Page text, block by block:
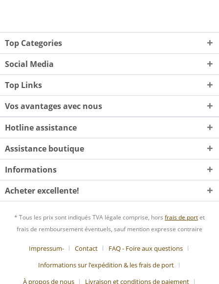
Top Categories
Social Media
Top Links
Vos avantages avec nous
Hotline assistance
Assistance boutique
Informations
Acheter excellente!
* Tous les prix sont indiqués TVA légale comprise, hors frais de portet
frais de remboursement éventuels, sauf mention expresse contraire
Impressum- Contact
FAQ - Foire aux questions
Informations sur l’expédition & les frais de port
À propos de nous
Livraison et conditions de paiement